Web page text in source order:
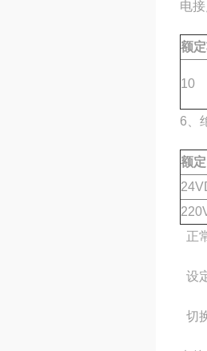
电
额
10
6、
额
正
设
切